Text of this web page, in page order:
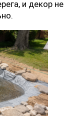
и декор не